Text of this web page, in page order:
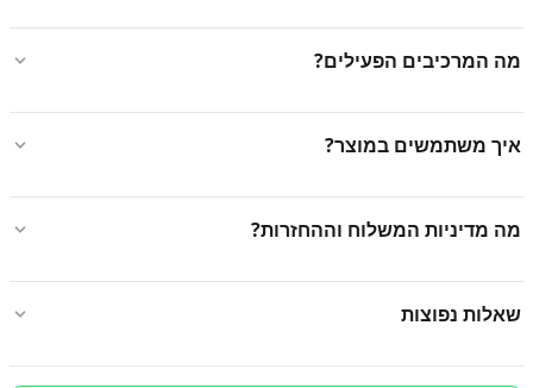
מה המרכיבים הפעילים?
איך משתמשים במוצר?
מה מדיניות המשלוח וההחזרות?
שאלות נפוצות